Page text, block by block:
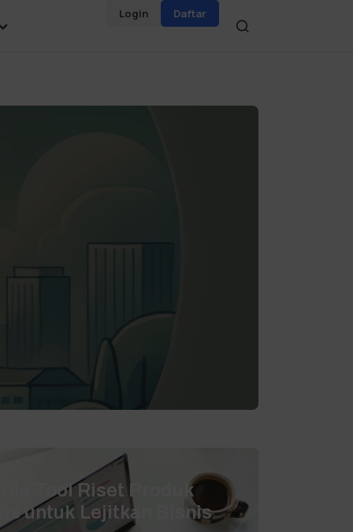
Login Daftar
Dia Tool Riset Produk
untuk Lejitkan Bisnis